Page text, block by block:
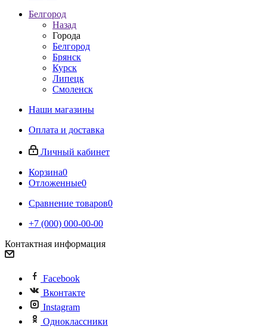
Белгород
Назад
Города
Белгород
Брянск
Курск
Липецк
Смоленск
Наши магазины
Оплата и доставка
Личный кабинет
Корзина0
Отложенные0
Сравнение товаров0
+7 (000) 000-00-00
Контактная информация
Facebook
Вконтакте
Instagram
Одноклассники